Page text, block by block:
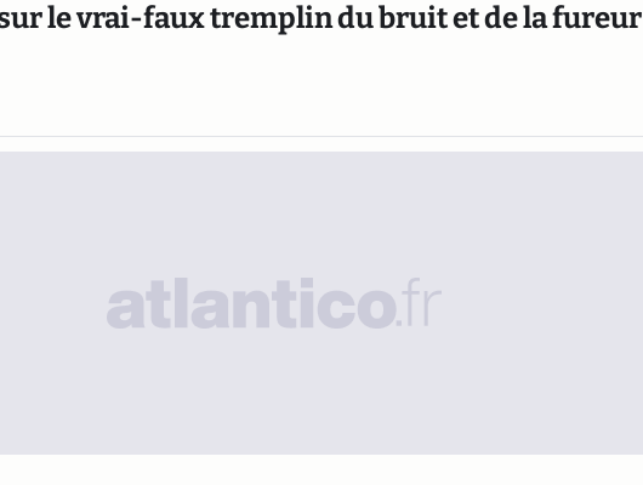
le vrai-faux tremplin du bruit et de la fureur